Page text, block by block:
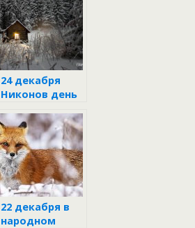
24 декабря
Никонов день
22 декабря в
народном